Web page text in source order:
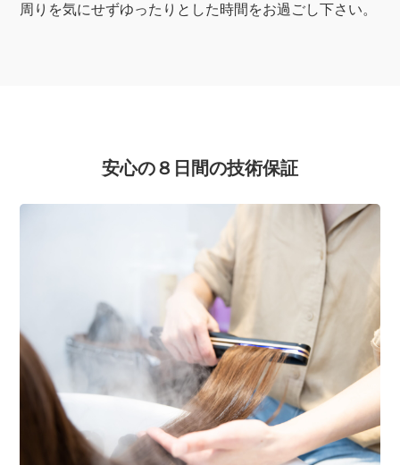
周りを気にせずゆったりとした時間をお過ごし下さい。
安心の８日間の技術保証